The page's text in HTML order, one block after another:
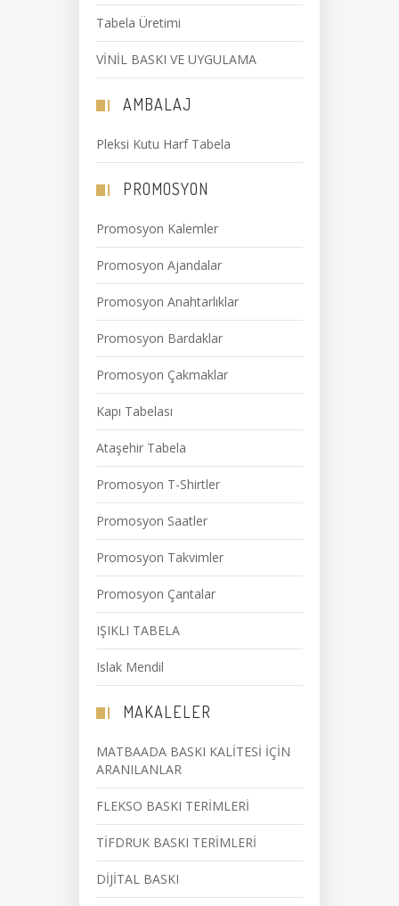
Tabela Üretimi
VİNİL BASKI VE UYGULAMA
AMBALAJ
Pleksi Kutu Harf Tabela
PROMOSYON
Promosyon Kalemler
Promosyon Ajandalar
Promosyon Anahtarlıklar
Promosyon Bardaklar
Promosyon Çakmaklar
Kapı Tabelası
Ataşehir Tabela
Promosyon T-Shirtler
Promosyon Saatler
Promosyon Takvimler
Promosyon Çantalar
IŞIKLI TABELA
Islak Mendil
MAKALELER
MATBAADA BASKI KALİTESİ İÇİN
ARANILANLAR
FLEKSO BASKI TERİMLERİ
TİFDRUK BASKI TERİMLERİ
DİJİTAL BASKI